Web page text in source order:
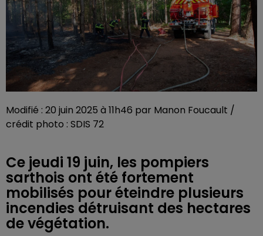
Modifié : 20 juin 2025 à 11h46 par Manon Foucault /
crédit photo : SDIS 72
Ce jeudi 19 juin, les pompiers
sarthois ont été fortement
mobilisés pour éteindre plusieurs
incendies détruisant des hectares
de végétation.